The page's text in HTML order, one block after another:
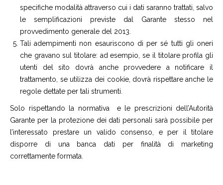
specifiche modalità attraverso cui i dati saranno trattati, salvo
le semplificazioni previste dal Garante stesso nel
provvedimento generale del 2013.
Tali adempimenti non esauriscono di per sé tutti gli oneri
che gravano sul titolare: ad esempio, se il titolare profila gli
utenti del sito dovrà anche provvedere a notificare il
trattamento, se utilizza dei cookie, dovrà rispettare anche le
regole dettate per tali strumenti.
Solo rispettando la normativa e le prescrizioni dell’Autorità
Garante per la protezione dei dati personali sarà possibile per
l’interessato prestare un valido consenso, e per il titolare
disporre di una banca dati per finalità di marketing
correttamente formata.